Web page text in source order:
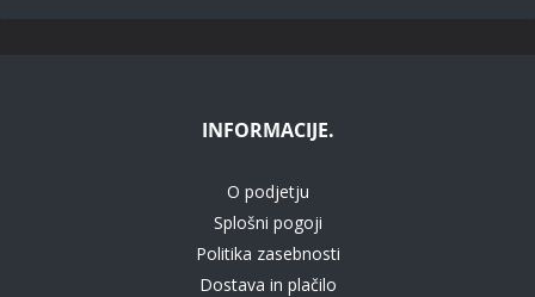
INFORMACIJE.
O podjetju
Splošni pogoji
Politika zasebnosti
Dostava in plačilo